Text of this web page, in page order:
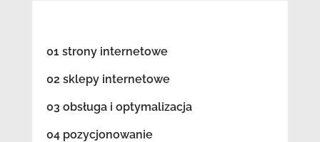
01 strony internetowe
02 sklepy internetowe
03 obsługa i optymalizacja
04 pozycjonowanie